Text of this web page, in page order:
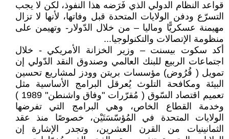
قواعد النظام الدولي الذي فَرَضه هذا النفوذ، لكن لا يجب
التسرّع ودفن الولايات المتحدة قبل وفاتها، لأنها لا تزال
مهيمنة عسكريًّا وماليا – من خلال الدّولار- وتهيمن على
منظومة الإتصالات والتكنولوجيا...
أكد سكوت بيسنت – وزير الخزانة الأمريكي - خلال
اجتماعات الربيع للبنك العالمي وصندوق النقد الدّولي إن
تمويل ( قُرُوض) مؤسسات بريتن وودز لمشاريع تحسين
البيئة ومكافحة التلوث يُعرقل البرامج الأساسية مثل
تعميم اقتصاد السّوق ( مُقرّرات "وفاق واشنطن" 1989 )
وخدمة القطاع الخاص، وهي البرامج التي تفرضها
الولايات المتحدة في المُؤسّسَتَيْن، خصوصًا منذ عقد
الثمانينيات من القرن العشرين، وتجدر الإشارة إن